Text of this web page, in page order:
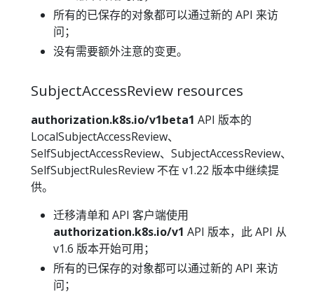
所有的已保存的对象都可以通过新的 API 来访
问；
没有需要额外注意的变更。
SubjectAccessReview resources
authorization.k8s.io/v1beta1 API 版本的
LocalSubjectAccessReview、
SelfSubjectAccessReview、SubjectAccessReview、
SelfSubjectRulesReview 不在 v1.22 版本中继续提
供。
迁移清单和 API 客户端使用
authorization.k8s.io/v1 API 版本，此 API 从
v1.6 版本开始可用；
所有的已保存的对象都可以通过新的 API 来访
问；